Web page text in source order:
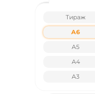
Тираж
А6
А5
А4
А3